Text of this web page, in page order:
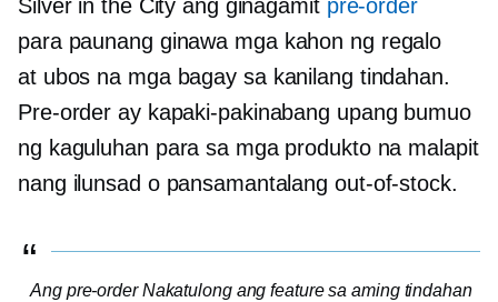
Silver in the City ang ginagamit pre-order
para paunang ginawa mga kahon ng regalo
at ubos na mga bagay sa kanilang tindahan.
Pre-order ay kapaki-pakinabang upang bumuo
ng kaguluhan para sa mga produkto na malapit
nang ilunsad o pansamantalang out-of-stock.
Ang pre-orderNakatulong ang feature sa aming tindahan